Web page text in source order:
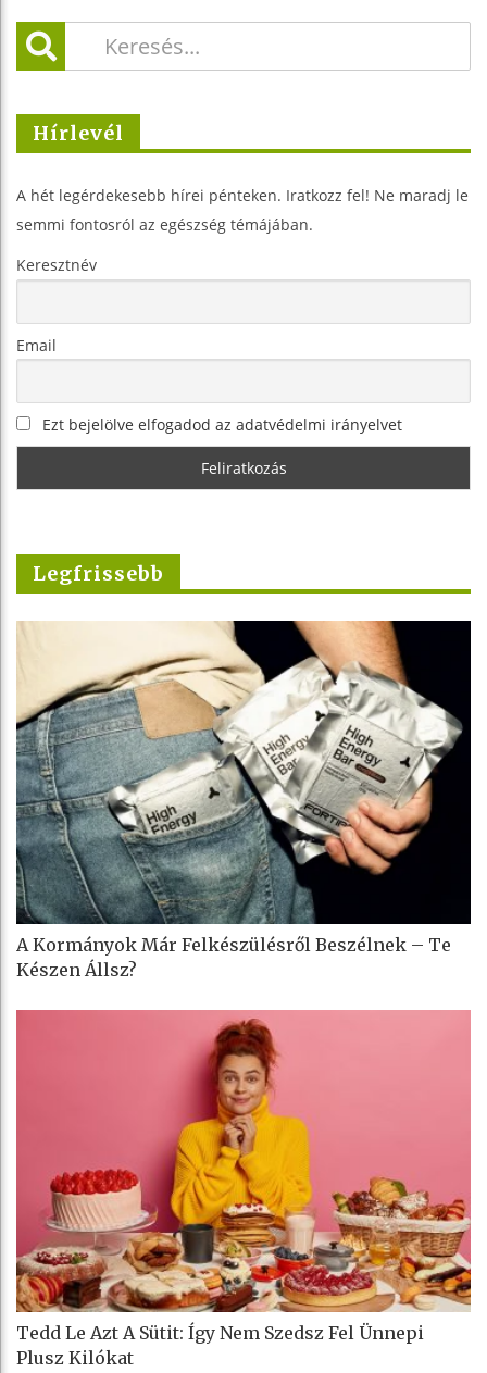
Hírlevél
A hét legérdekesebb hírei pénteken. Iratkozz fel! Ne maradj le
semmi fontosról az egészség témájában.
Keresztnév
Email
Ezt bejelölve elfogadod az adatvédelmi irányelvet
Legfrissebb
A Kormányok Már Felkészülésről Beszélnek – Te
Készen Állsz?
Tedd Le Azt A Sütit: Így Nem Szedsz Fel Ünnepi
Plusz Kilókat